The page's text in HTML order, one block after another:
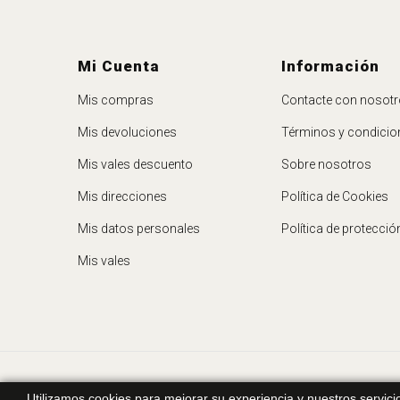
Mi Cuenta
Mis compras
Mis devoluciones
Mis vales descuento
Mis direcciones
Mis datos personales
Mis vales
Información
Contacte con
Términos y
Sobre nosotros
Política de Cookies
Política de